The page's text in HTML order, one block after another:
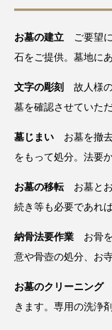
お墓の建立 ご要望
石をご提供。墓地に
文字の彫刻
故人様
墓を確認させていた
墓じまい お墓を撤
をもって処分。法要
お墓の移転お墓とお
続き等も必要であれ
納骨法要作業 お骨を
意や骨壺の処分、お
お墓のクリーニング
きます。専用の洗浄